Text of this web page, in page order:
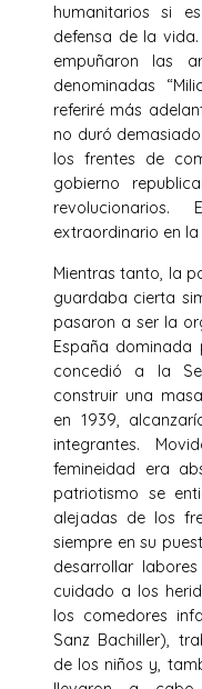
humanitarios si
defensa de la
empuñaron las
denominadas
referiré más
no duró
los frentes de
gobierno
extraordinario en
Mientras tanto, la
guardaba cierta
pasaron a ser la
España dominada
concedió a la
construir una
en 1939,
integrantes.
femineidad era
patriotismo se
alejadas de los
siempre en su
desarrollar
cuidado a los
los comedores
Sanz Bachiller),
de los niños y,